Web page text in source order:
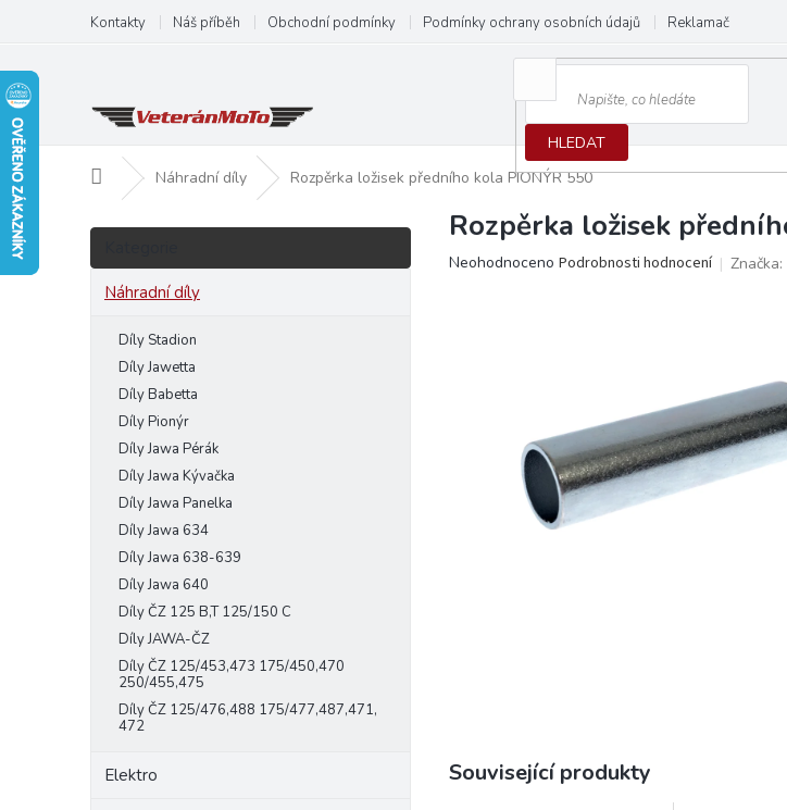
obsah
Kontakty Náš příběh Obchodní podmínky Podmínky ochrany osobních údajů Reklamační
HLEDAT
Domů Náhradní díly Rozpěrka ložisek předního kola PIONÝR 550
P
s
Přeskočit
Náhradní díly
Díly Stadion
Díly Jawetta
Díly Babetta
Díly Pionýr
Díly Jawa Pérák
Díly Jawa Kývačka
Díly Jawa Panelka
Díly Jawa 634
Díly Jawa 638-639
Díly Jawa 640
Díly ČZ 125 B,T 125/150 C
Díly JAWA-ČZ
Díly ČZ 125/453,473 175/450,470
250/455,475
Díly ČZ 125/476,488 175/477,487,471,
472
Elektro
Rozpěrka ložisek
Průměrné
Neohodnoceno Podrobnosti hodnocení Značka:
Související produkty